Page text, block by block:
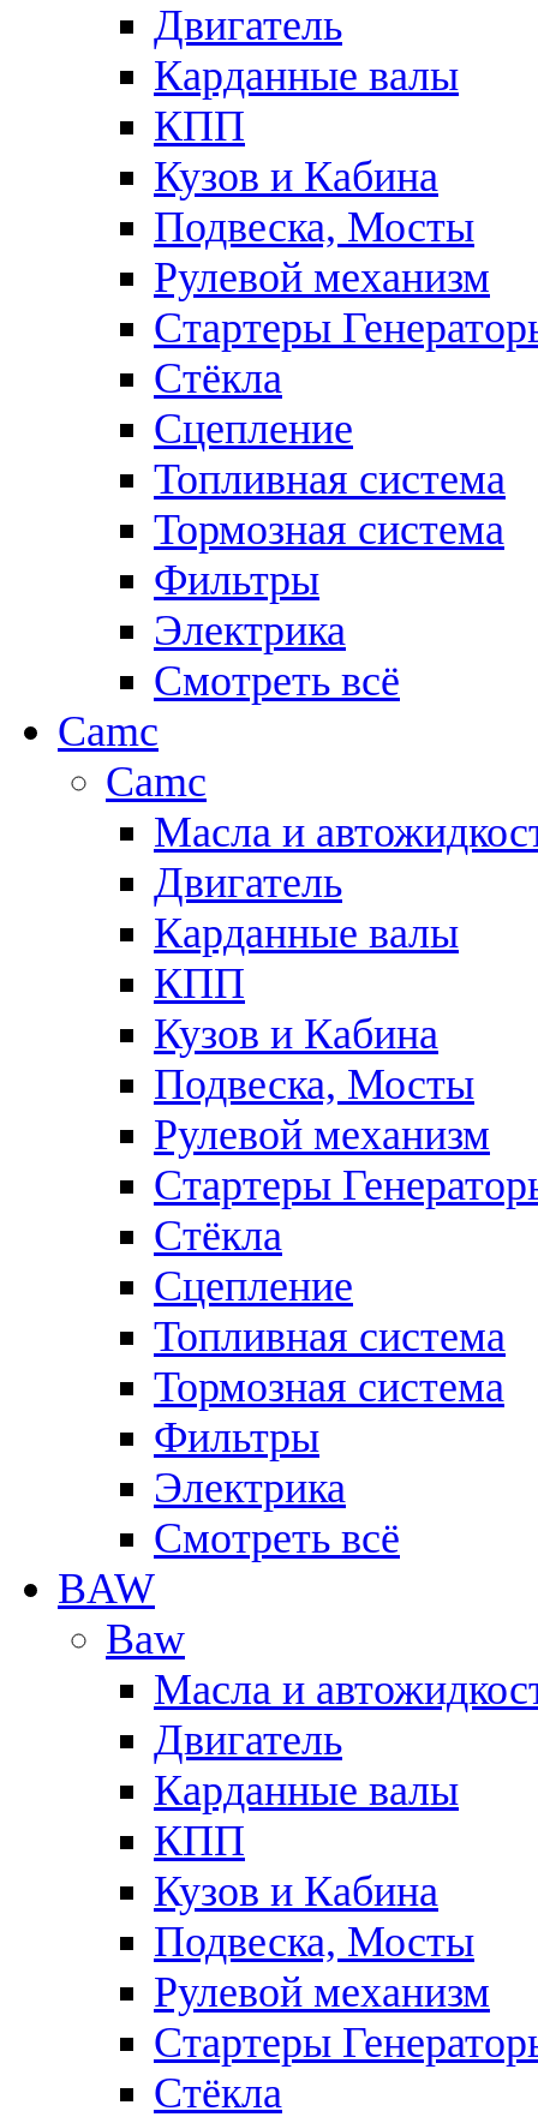
Двигатель
Карданные валы
КПП
Кузов и Кабина
Подвеска, Мосты
Рулевой механизм
Стартеры
Стёкла
Сцепление
Топливная система
Тормозная система
Фильтры
Электрика
Смотреть всё
Camc
Camc
Масла и
Двигатель
Карданные валы
КПП
Кузов и Кабина
Подвеска, Мосты
Рулевой механизм
Стартеры
Стёкла
Сцепление
Топливная система
Тормозная система
Фильтры
Электрика
Смотреть всё
BAW
Baw
Масла и
Двигатель
Карданные валы
КПП
Кузов и Кабина
Подвеска, Мосты
Рулевой механизм
Стартеры
Стёкла